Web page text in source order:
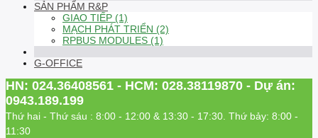
SẢN PHẨM R&P
GIAO TIẾP (1)
MẠCH PHÁT TRIỂN (2)
RPBUS MODULES (1)
G-OFFICE
HN: 024.36408561 - HCM: 028.38119870 - Dự án:
0943.189.199
Thứ hai - Thứ sáu : 8:00 - 12:00 & 13:30 - 17:30. Thứ bảy: 8:00 -
11:30